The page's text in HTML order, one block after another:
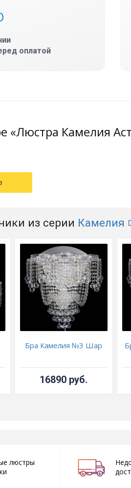
оплатой
«Люстра Камелия
из серии Камелия
Бра Камелия №3 Шар
16890 руб.
люстры